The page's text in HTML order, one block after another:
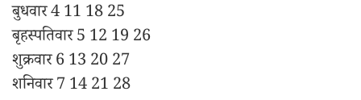
बुधवार 4 11 18 25
बृहस्पतिवार 5 12 19 26
शुक्रवार 6 13 20 27
शनिवार 7 14 21 28